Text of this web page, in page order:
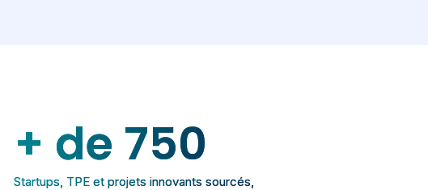
Startups, TPE et projets innovants sourcés,
+ de 750